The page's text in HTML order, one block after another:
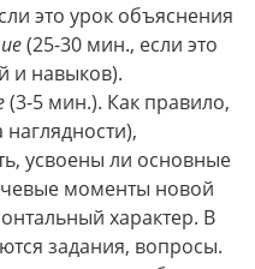
это урок объяснения
(25-30 мин., если это
и навыков).
(3-5 мин.). Как правило,
усвоены ли основные
моменты новой
характер. В
задания, вопросы.